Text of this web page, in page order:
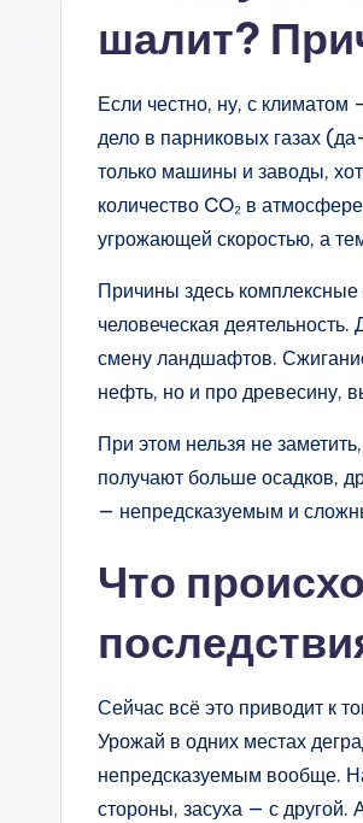
шалит?
Если честно, ну, с
дело в парниковых газах
только машины и заводы,
количество CO₂ в
угрожающей скоростью, а
Причины здесь
человеческая
смену ландшафтов.
нефть, но и про древесину,
При этом нельзя не
получают больше осадков,
— непредсказуемым и
Что
Сейчас всё это приводит к
Урожай в одних местах
непредсказуемым вообще.
стороны, засуха — с